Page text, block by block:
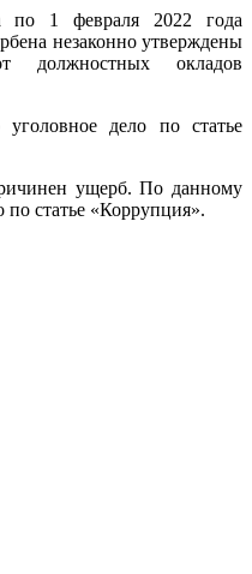
по 1 февраля 2022 года
незаконно утверждены
должностных окладов
дело по статье
ущерб. По данному
по статье «Коррупция».